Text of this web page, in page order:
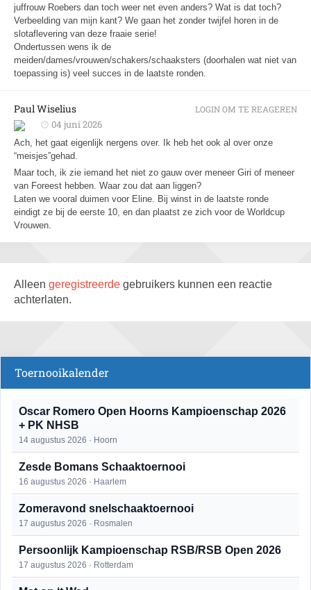
juffrouw Roebers dan toch weer net even anders? Wat is dat toch?
Verbeelding van mijn kant? We gaan het zonder twijfel horen in de
slotaflevering van deze fraaie serie!
Ondertussen wens ik de
meiden/dames/vrouwen/schakers/schaaksters (doorhalen wat niet van
toepassing is) veel succes in de laatste ronden.
Paul Wiselius
04 juni 2026
Ach, het gaat eigenlijk nergens over. Ik heb het ook al over onze
“meisjes”gehad.
Maar toch, ik zie iemand het niet zo gauw over meneer Giri of meneer
van Foreest hebben. Waar zou dat aan liggen?
Laten we vooral duimen voor Eline. Bij winst in de laatste ronde
eindigt ze bij de eerste 10, en dan plaatst ze zich voor de Worldcup
Vrouwen.
LOGIN OM TE REAGEREN
Alleen geregistreerde gebruikers kunnen een reactie
achterlaten.
Toernooikalender
Oscar Romero Open Hoorns Kampioenschap 2026
+ PK NHSB
14 augustus 2026 · Hoorn
Zesde Bomans Schaaktoernooi
16 augustus 2026 · Haarlem
Zomeravond snelschaaktoernooi
17 augustus 2026 · Rosmalen
Persoonlijk Kampioenschap RSB/RSB Open 2026
17 augustus 2026 · Rotterdam